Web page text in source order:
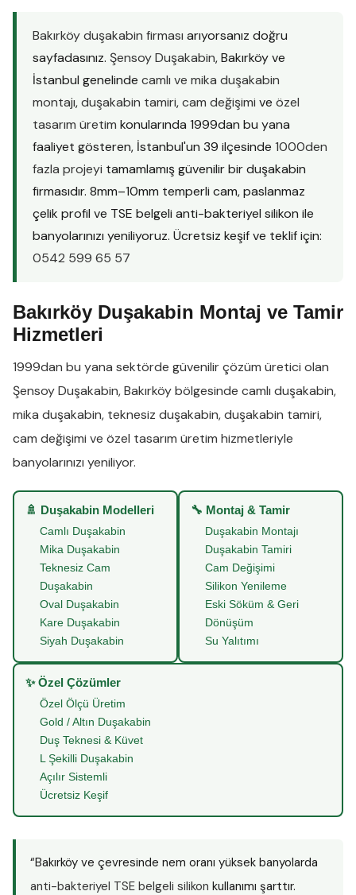
Bakırköy duşakabin firması arıyorsanız doğru
sayfadasınız. Şensoy Duşakabin, Bakırköy ve
İstanbul genelinde camlı ve mika duşakabin
montajı,duşakabin tamiri,cam değişimi ve özel
tasarım üretim konularında 1999dan bu yana
faaliyet gösteren, İstanbul'un 39 ilçesinde 1000den
fazla projeyi tamamlamış güvenilir bir duşakabin
firmasıdır. 8mm–10mm temperli cam, paslanmaz
çelik profil ve TSE belgeli anti-bakteriyel silikon ile
banyolarınızı yeniliyoruz. Ücretsiz keşif ve teklif için:
0542 599 65 57
Bakırköy Duşakabin Montaj ve Tamir
Hizmetleri
1999dan bu yana sektörde güvenilir çözüm üretici olan
Şensoy Duşakabin,Bakırköybölgesinde camlı duşakabin,
mika duşakabin, teknesiz duşakabin,duşakabin tamiri,
cam değişimi ve özel tasarım üretim hizmetleriyle
banyolarınızı yeniliyor.
🚿 Duşakabin Modelleri
Camlı Duşakabin
Mika Duşakabin
Teknesiz Cam
Duşakabin
Oval Duşakabin
Kare Duşakabin
Siyah Duşakabin
🔧 Montaj & Tamir
Duşakabin Montajı
Duşakabin Tamiri
Cam Değişimi
Silikon Yenileme
Eski Söküm & Geri
Dönüşüm
Su Yalıtımı
✨ Özel Çözümler
Özel Ölçü Üretim
Gold / Altın Duşakabin
Duş Teknesi & Küvet
L Şekilli Duşakabin
Açılır Sistemli
Ücretsiz Keşif
“Bakırköy ve çevresinde nem oranı yüksek banyolarda
anti-bakteriyel TSE belgeli silikon kullanımı şarttır.